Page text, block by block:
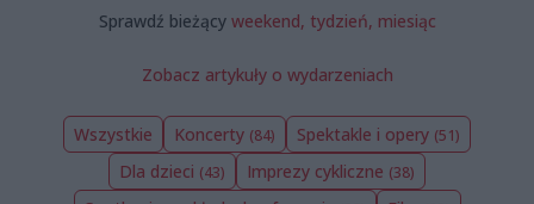
Sprawdź bieżący weekend, tydzień, miesiąc
Zobacz artykuły o wydarzeniach
Wszystkie Koncerty (84) Spektakle i opery (51)
Dla dzieci (43) Imprezy cykliczne (38)